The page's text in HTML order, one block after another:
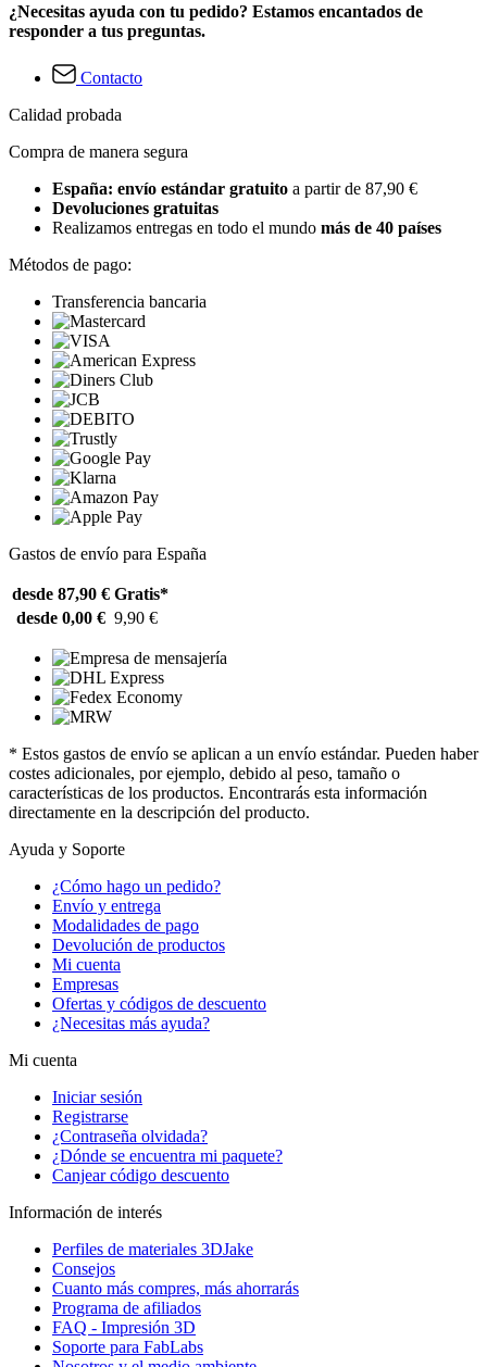
¿Necesitas ayuda con tu pedido? Estamos encantados de
responder a tus preguntas.
Contacto
Calidad probada
Compra de manera segura
España: envío estándar gratuito a partir de 87,90 €
Devoluciones gratuitas
Realizamos entregas en todo el mundo más de 40 países
Métodos de pago:
Transferencia bancaria
Gastos de envío para España
desde 87,90 € Gratis*
desde 0,00 € 9,90 €
* Estos gastos de envío se aplican a un envío estándar. Pueden haber
costes adicionales, por ejemplo, debido al peso, tamaño o
características de los productos. Encontrarás esta información
directamente en la descripción del producto.
Ayuda y Soporte
¿Cómo hago un pedido?
Envío y entrega
Modalidades de pago
Devolución de productos
Mi cuenta
Empresas
Ofertas y códigos de descuento
¿Necesitas más ayuda?
Mi cuenta
Iniciar sesión
Registrarse
¿Contraseña olvidada?
¿Dónde se encuentra mi paquete?
Canjear código descuento
Información de interés
Perfiles de materiales 3DJake
Consejos
Cuanto más compres, más ahorrarás
Programa de afiliados
FAQ - Impresión 3D
Soporte para FabLabs